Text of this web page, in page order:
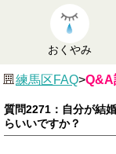
おくやみ
練馬区FAQ>Q&A
質問2271：自分が結
らいいですか？